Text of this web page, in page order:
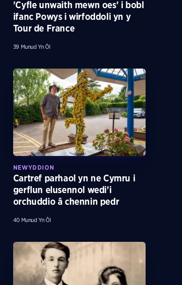
'Cyfle unwaith mewn oes' i bobl
ifanc Powys i wirfoddoli yn y
Tour de France
39 Munud Yn Ôl
NEWYDDION
Cartref parhaol yn ne Cymru i
gerflun elusennol wedi'i
orchuddio â chennin pedr
40 Munud Yn Ôl